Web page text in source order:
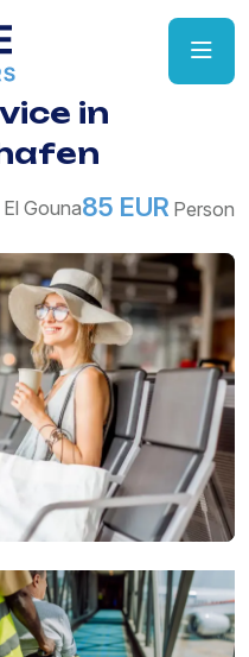
in
El Gouna85 EUR Person